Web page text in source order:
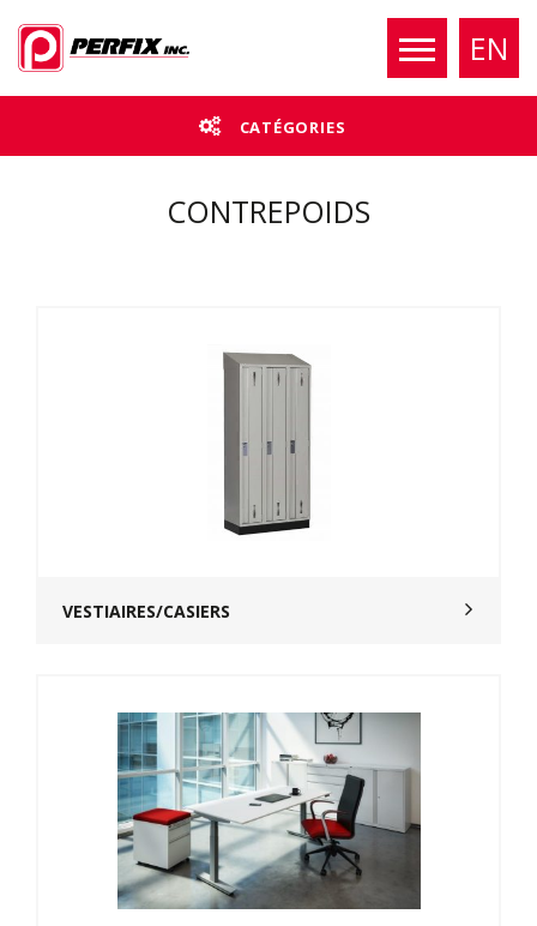
EN
CONTREPOIDS
CATÉGORIES
VESTIAIRES/CASIERS